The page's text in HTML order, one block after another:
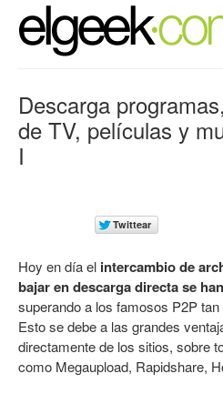
Descarga
de TV, películas y
I
Hoy en día el intercambio de
bajar en descarga directa se
superando a los famosos P2P
Esto se debe a las grandes
directamente de los sitios, sobre
como Megaupload, Rapidshare,